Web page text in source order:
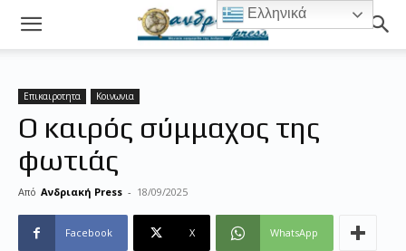
Επικαιροτητα Κοινωνια
Ο καιρός σύμμαχος της
φωτιάς
Από Ανδριακή Press - 18/09/2025
Facebook X WhatsApp
Ελληνικά